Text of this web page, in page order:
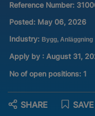
Reference Number:
Posted: May 06, 2026
Industry: Bygg, Anläggning
Apply by : August 31,
No of open positions: 1
SAVE
SHARE